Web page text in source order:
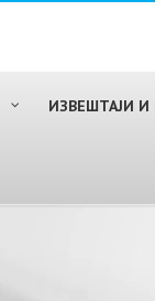
ИЗВЕШТАЈИ И